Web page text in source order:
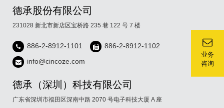
业务
咨询
德承股份有限公司
231028 新北市新店区宝桥路 235 巷 122 号 7 楼
886-2-8912-1101
886-2-8912-1102
info@cincoze.com
德承（深圳）科技有限公司
广东省深圳市福田区深南中路 2070 号电子科技大厦 A 座